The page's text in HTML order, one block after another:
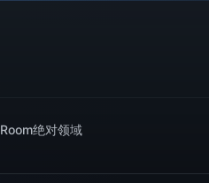
Room绝对领域